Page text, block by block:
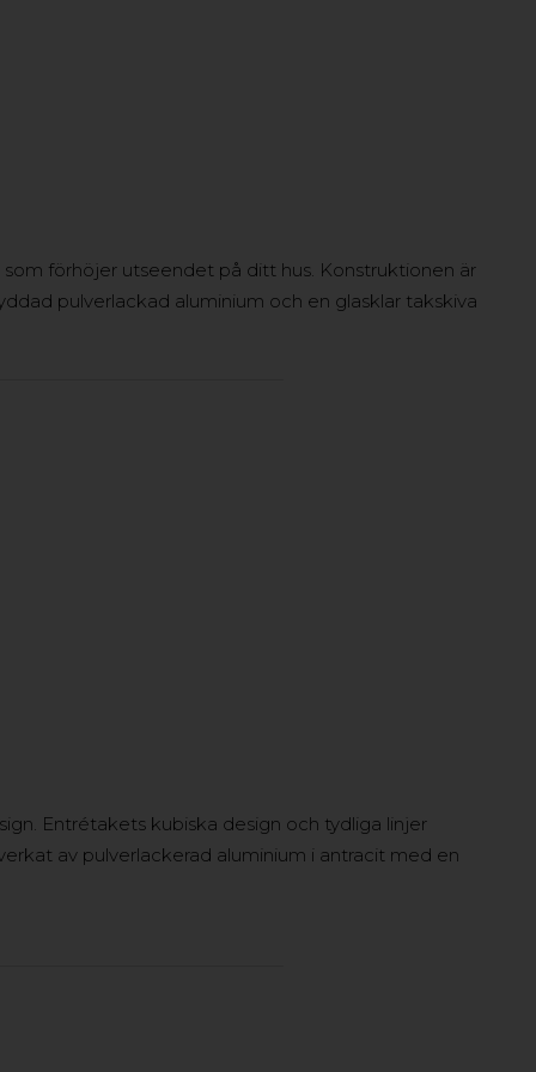
förhöjer utseendet på ditt hus. Konstruktionen är
pulverlackad aluminium och en glasklar takskiva
Entrétakets kubiska design och tydliga linjer
av pulverlackerad aluminium i antracit med en